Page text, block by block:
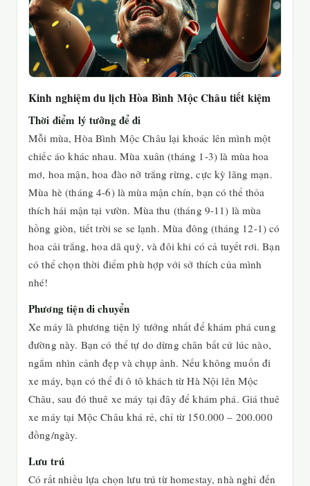
Kinh nghiệm du lịch Hòa Bình Mộc Châu tiết kiệm
Thời điểm lý tưởng để đi
Mỗi mùa, Hòa Bình Mộc Châu lại khoác lên mình một
chiếc áo khác nhau. Mùa xuân (tháng 1-3) là mùa hoa
mơ, hoa mận, hoa đào nở trắng rừng, cực kỳ lãng mạn.
Mùa hè (tháng 4-6) là mùa mận chín, bạn có thể thỏa
thích hái mận tại vườn. Mùa thu (tháng 9-11) là mùa
hồng giòn, tiết trời se se lạnh. Mùa đông (tháng 12-1) có
hoa cải trắng, hoa dã quỳ, và đôi khi có cả tuyết rơi. Bạn
có thể chọn thời điểm phù hợp với sở thích của mình
nhé!
Phương tiện di chuyển
Xe máy là phương tiện lý tưởng nhất để khám phá cung
đường này. Bạn có thể tự do dừng chân bất cứ lúc nào,
ngắm nhìn cảnh đẹp và chụp ảnh. Nếu không muốn đi
xe máy, bạn có thể đi ô tô khách từ Hà Nội lên Mộc
Châu, sau đó thuê xe máy tại đây để khám phá. Giá thuê
xe máy tại Mộc Châu khá rẻ, chỉ từ 150.000 – 200.000
đồng/ngày.
Lưu trú
Có rất nhiều lựa chọn lưu trú từ homestay, nhà nghỉ đến